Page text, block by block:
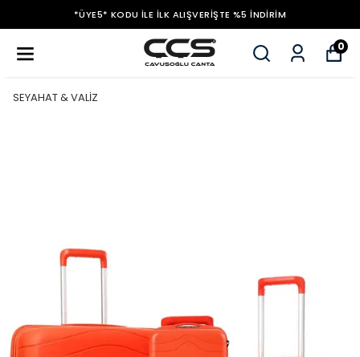
*ÜYE5* KODU ILE İLK ALIŞVERIŞTE %5 İNDIRIM
0
SEYAHAT & VALİZ